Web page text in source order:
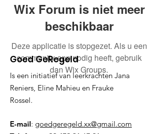
Wix Forum is niet meer
beschikbaar
Deze applicatie is stopgezet. Als u een
community-app nodig heeft, gebruik
dan Wix Groups.
Goed GeRegeld
Is een initiatief van leerkrachten Jana
Reniers, Eline Mahieu en Frauke
Rossel.
E-mail: goedgeregeld.xx@gmail.com